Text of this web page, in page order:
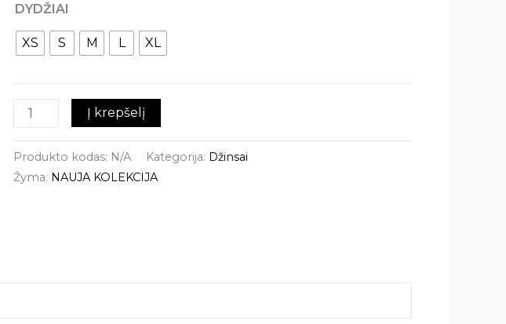
DYDŽIAI
XS S M L XL
Į krepšelį
Produkto kodas: N/A Kategorija: Džinsai
Žyma: NAUJA KOLEKCIJA